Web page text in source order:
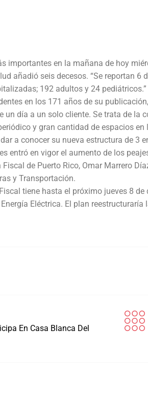
importantes en la mañana de hoy
añadió seis decesos. “Se reportan
192 adultos y 24 pediátricos.”
en los 171 años de su
un día a un solo cliente. Se trata de la
y gran cantidad de espacios
a conocer su nueva estructura de 3
entró en vigor el aumento de los
Fiscal de Puerto Rico, Omar Marrero
y Transportación.
tiene hasta el próximo jueves 8
Eléctrica. El plan reestructuraría
En Casa Blanca Del